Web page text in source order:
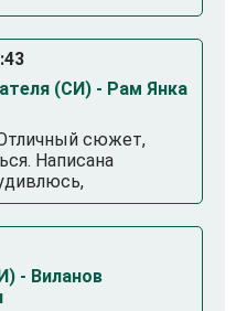
(СИ) - Рам Янка
сюжет,
Написана
- Виланов